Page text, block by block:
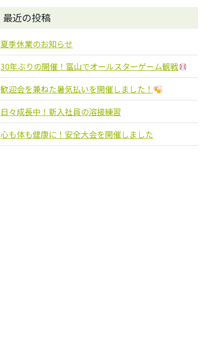
最近の投稿
夏季休業のお知らせ
30年ぶりの開催！富山でオールスターゲーム観戦
歓迎会を兼ねた暑気払いを開催しました！
日々成長中！新入社員の溶接練習
心も体も健康に！安全大会を開催しました